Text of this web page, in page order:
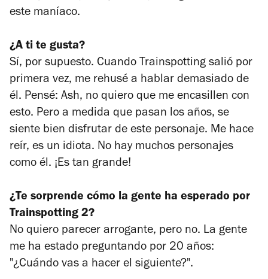
este maníaco.
¿A ti te gusta?
Sí, por supuesto. Cuando Trainspotting salió por
primera vez, me rehusé a hablar demasiado de
él. Pensé: Ash, no quiero que me encasillen con
esto. Pero a medida que pasan los años, se
siente bien disfrutar de este personaje. Me hace
reír, es un idiota. No hay muchos personajes
como él. ¡Es tan grande!
¿Te sorprende cómo la gente ha esperado por
Trainspotting 2?
No quiero parecer arrogante, pero no. La gente
me ha estado preguntando por 20 años:
"¿Cuándo vas a hacer el siguiente?".